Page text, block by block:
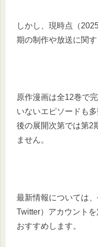
しかし、現時点（
期の制作や放送に関
原作漫画は全12巻で
いないエピソードも
後の展開次第では第2
ません。
最新情報については
Twitter）アカウント
おすすめします。